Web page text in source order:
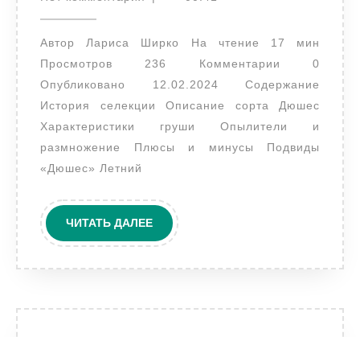
Автор Лариса Ширко На чтение 17 мин
Просмотров 236 Комментарии 0
Опубликовано 12.02.2024 Содержание
История селекции Описание сорта Дюшес
Характеристики груши Опылители и
размножение Плюсы и минусы Подвиды
«Дюшес» Летний
ЧИТАТЬ ДАЛЕЕЧИТАТЬ
ДАЛЕЕ